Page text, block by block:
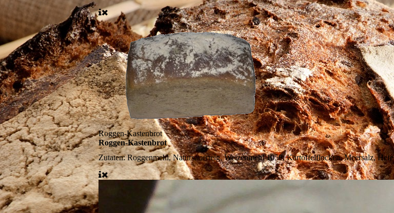
Roggen-Kastenbrot
Roggen-Kastenbrot
Zutaten:Roggenmehl, Natursauerteig, Weizenmehl 1050, Kartoffelflocken, Meersalz, Hefe